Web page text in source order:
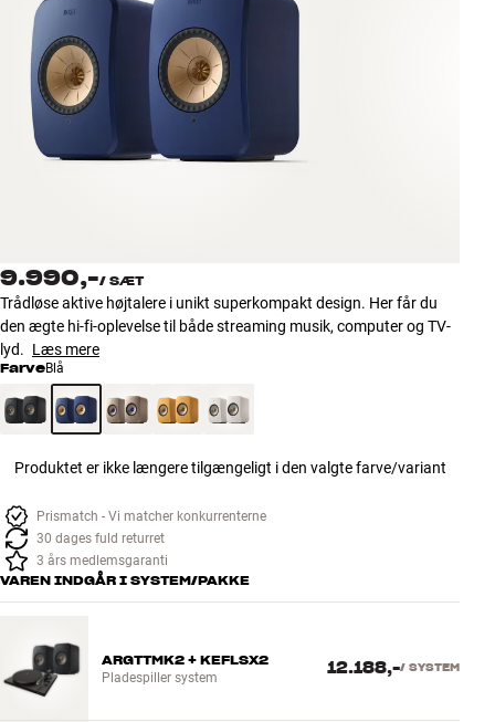
MÆRKER
NYHEDER
TILBUD
Kundeservice
Byg med Lyd
9.990,-/ SÆT
Trådløse aktive højtalere i unikt superkompakt design. Her får du
den ægte hi-fi-oplevelse til både streaming musik, computer og TV-
lyd. Læs mere
FarveBlå
Produktet er ikke længere tilgængeligt i den valgte farve/variant
Prismatch - Vi matcher konkurrenterne
30 dages fuld returret
3 års medlemsgaranti
VAREN INDGÅR I SYSTEM/PAKKE
ARGTTMK2 + KEFLSX2
Pladespiller system
12.188,-/ SYSTEM